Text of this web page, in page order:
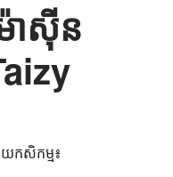
ាស៊ីន
កសិកម្ម៖